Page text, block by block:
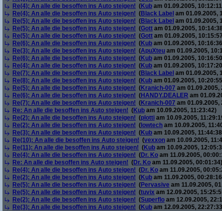
Re(4): An alle die besoffen ins Auto steigen! (Kub am 01.09.2005,
Re(4): An alle die besoffen ins Auto steigen! (Black Label am 01.09.2005,
Re(5): An alle die besoffen ins Auto steigen! (Black Label am 01.09.2005,
Re(5): An alle die besoffen ins Auto steigen! (Gott am 01.09.2005,
Re(5): An alle die besoffen ins Auto steigen! (Gott am 01.09.2005,
Re(6): An alle die besoffen ins Auto steigen! (Kub am 01.09.2005,
Re(3): An alle die besoffen ins Auto steigen! (ApuXteu am 01.09.2005,
Re(6): An alle die besoffen ins Auto steigen! (Kub am 01.09.2005,
Re(4): An alle die besoffen ins Auto steigen! (Kub am 01.09.2005,
Re(7): An alle die besoffen ins Auto steigen! (Black Label am 01.09.2005,
Re(8): An alle die besoffen ins Auto steigen! (Kub am 01.09.2005,
Re(5): An alle die besoffen ins Auto steigen! (Kranich-007 am 01.09.2005,
Re(6): An alle die besoffen ins Auto steigen! (HANDY.DEALER am
Re(7): An alle die besoffen ins Auto steigen! (Kranich-007 am 01.09.2005,
Re: An alle die besoffen ins Auto steigen! (Kub am 10.09.2005, 11:23:42)
Re(2): An alle die besoffen ins Auto steigen! (plotti am 10.09.2005,
Re(2): An alle die besoffen ins Auto steigen! ( lowtech am 10.09.2005,
Re(3): An alle die besoffen ins Auto steigen! (Kub am 10.09.2005,
Re(10): An alle die besoffen ins Auto steigen! (vexxon am 10.09.2005,
Re(11): An alle die besoffen ins Auto steigen! (Kub am 10.09.2005,
Re(4): An alle die besoffen ins Auto steigen! (Dr. Ko am 11.09.2005,
Re: An alle die besoffen ins Auto steigen! (Dr. Ko am 11.09.2005, 00:01:34)
Re(4): An alle die besoffen ins Auto steigen! (Dr. Ko am 11.09.2005,
Re(2): An alle die besoffen ins Auto steigen! (Kub am 11.09.2005,
Re(5): An alle die besoffen ins Auto steigen! (Pervasive am 11.09.2005,
Re(5): An alle die besoffen ins Auto steigen! (tuvix am 12.09.2005,
Re(2): An alle die besoffen ins Auto steigen! (Superflo am 12.09.2005,
Re(3): An alle die besoffen ins Auto steigen! (Kub am 12.09.2005,